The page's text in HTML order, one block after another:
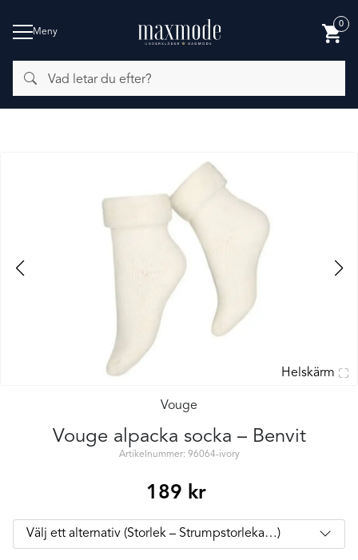
Meny
letar
du
efter?
0
BADMODE
Helskärm
Vouge
Vouge alpacka socka – Benvit
Artikelnummer: 96064-ivory
189 kr